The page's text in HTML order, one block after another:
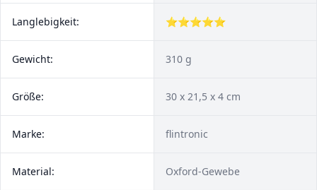
Langlebigkeit: ⭐⭐⭐⭐⭐
Gewicht: 310 g
Größe: ‎30 x 21,5 x 4 cm
Marke: flintronic
Material: Oxford-Gewebe